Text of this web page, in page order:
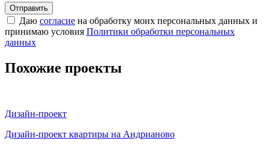
Отправить
Даю согласие на обработку моих персональных данных и
принимаю условия Политики обработки персональных
данных
Похожие проекты
Дизайн-проект
Дизайн-проект квартиры на Андрианово